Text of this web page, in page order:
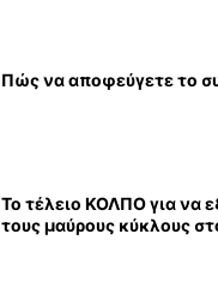
Πώς να αποφεύγετε το
Το τέλειο ΚΟΛΠΟ για να
τους μαύρους κύκλους